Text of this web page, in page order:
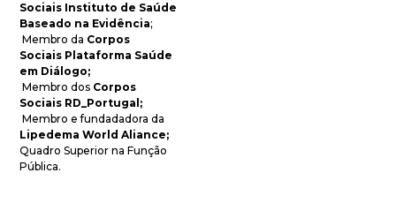
Sociais Instituto de Saúde
Baseado na Evidência;
Membro da Corpos
Sociais Plataforma Saúde
em Diálogo;
Membro dos Corpos
Sociais RD_Portugal;
Membro e fundadadora da
Lipedema World Aliance;
Quadro Superior na Função
Pública.